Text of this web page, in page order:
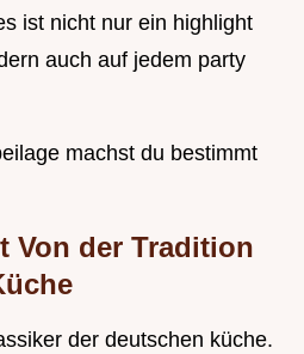
ist nicht nur ein highlight
auch auf jedem party
machst du bestimmt
Von der Tradition
der deutschen küche.